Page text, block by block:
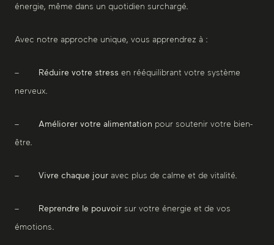
énergie, même dans un quotidien surchargé.
Avec notre approche unique, vous apprendrez à :
– Réduire votre stress en rééquilibrant votre système
nerveux.
– Améliorer votre alimentation pour soutenir votre bien-
être.
– Vivre chaque jour avec plus de calme et de vitalité.
– Reprendre le pouvoir sur votre énergie et de vos
émotions.